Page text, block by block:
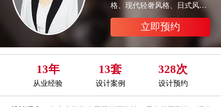
格、现代轻奢风格、日式风
立即预约
13年
从业经验
13套
设计案例
328次
设计预约